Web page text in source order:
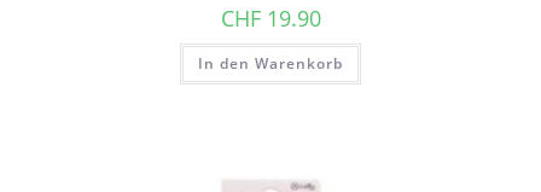
CHF19.90
In den Warenkorb